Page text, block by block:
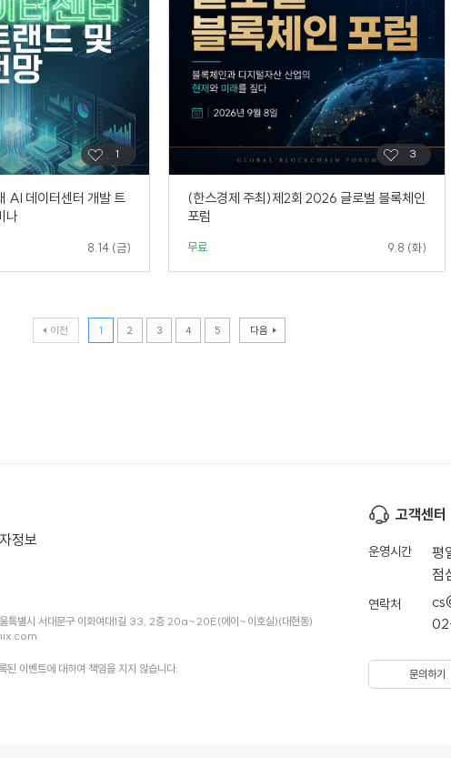
데이터센터 개발 트
나
8.14 (금)
(한스경제 주최)제2회 2026 글로벌 블록체인
포럼
무료 9.8 (화)
이전 1 2 3 4 5 다음
정보
특별시 서대문구 이화여대1길 33, 2층 20a~20E(에이~이호실)(대현동)
된 이벤트에 대하여 책임을 지지 않습니다.
고객센터
운영시간
평
점
연락처
문의하기